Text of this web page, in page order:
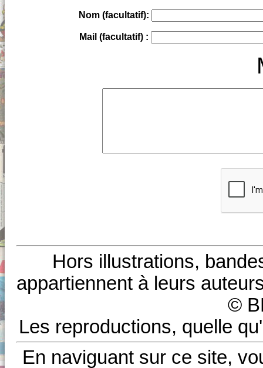
Nom (facultatif):
Mail (facultatif) :
Hors illustrations,
appartiennent à leurs
©
Les reproductions, quelle
En naviguant sur ce site,